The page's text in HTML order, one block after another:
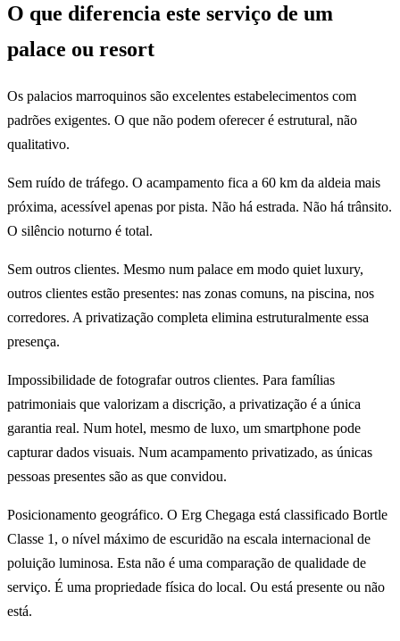
O que diferencia este serviço de um
palace ou resort
Os palacios marroquinos são excelentes estabelecimentos com
padrões exigentes. O que não podem oferecer é estrutural, não
qualitativo.
Sem ruído de tráfego. O acampamento fica a 60 km da aldeia mais
próxima, acessível apenas por pista. Não há estrada. Não há trânsito.
O silêncio noturno é total.
Sem outros clientes. Mesmo num palace em modo quiet luxury,
outros clientes estão presentes: nas zonas comuns, na piscina, nos
corredores. A privatização completa elimina estruturalmente essa
presença.
Impossibilidade de fotografar outros clientes. Para famílias
patrimoniais que valorizam a discrição, a privatização é a única
garantia real. Num hotel, mesmo de luxo, um smartphone pode
capturar dados visuais. Num acampamento privatizado, as únicas
pessoas presentes são as que convidou.
Posicionamento geográfico. O Erg Chegaga está classificado Bortle
Classe 1, o nível máximo de escuridão na escala internacional de
poluição luminosa. Esta não é uma comparação de qualidade de
serviço. É uma propriedade física do local. Ou está presente ou não
está.